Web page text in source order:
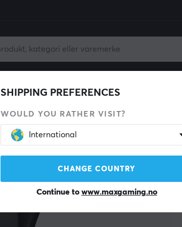
Gamingstol Mobiltilbehør
SHIPPING PREFERENCES
WOULD YOU RATHER VISIT?
International
CHANGE COUNTRY
Continue to www.maxgaming.no